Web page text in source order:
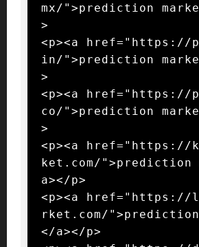
mx/">prediction
>
<p><a href="https://
in/">prediction
>
<p><a href="https://
co/">prediction
>
<p><a href="https://
ket.com/">prediction
a></p>
<p><a href="https://
rket.com/
</a></p>